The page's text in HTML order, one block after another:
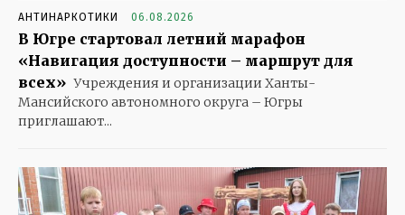
АНТИНАРКОТИКИ 06.08.2026
В Югре стартовал летний марафон
«Навигация доступности – маршрут для
всех» Учреждения и организации Ханты-
Мансийского автономного округа – Югры
приглашают...